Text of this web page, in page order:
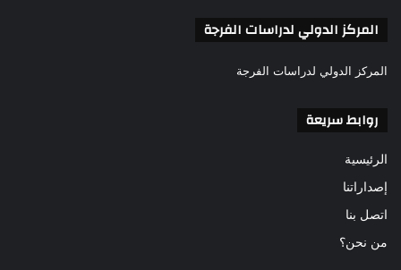
المركز الدولي لدراسات الفرجة
المركز الدولي لدراسات الفرجة
روابط سريعة
الرئيسية
إصداراتنا
اتصل بنا
من نحن؟